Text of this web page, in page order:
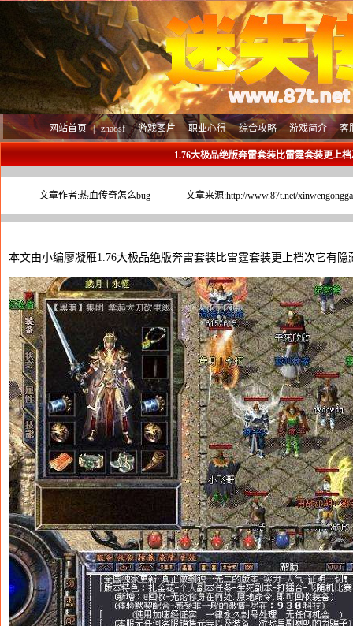
客
游戏简介
综合攻略
职业心得
游戏图片
zhaosf
网站首页 |
1.76大极品绝版奔雷套装比雷霆套装更上
文章作者:热血传奇怎么bug 文章来源:http://www.87t.net/
本文由小编廖凝雁1.76大极品绝版奔雷套装比雷霆套装更上档次它有隐